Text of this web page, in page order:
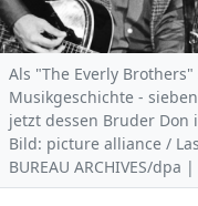
Als "The Everly
Musikgeschichte -
jetzt dessen Bruder Don
Bild: picture alliance / Las
BUREAU ARCHIVES/dpa